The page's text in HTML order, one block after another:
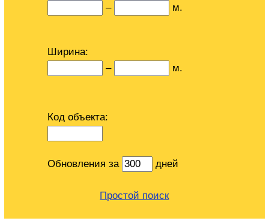
–
м.
Ширина:
–
м.
Код объекта:
Обновления за дней
Простой поиск